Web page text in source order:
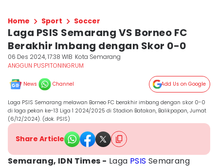
Home Sport Soccer
Laga PSIS Semarang VS Borneo FC
Berakhir Imbang dengan Skor 0-0
06 Des 2024, 17:38 WIB Kota Semarang
ANGGUN PUSPITONINGRUM
News Channel Add Us on Google
Laga PSIS Semarang melawan Borneo FC berakhir imbang dengan skor 0-0
di laga pekan ke-13 Liga 1 2024/2025 di Stadion Batakan, Balikpapan, Jumat
(6/12/2024). (dok. PSIS)
Share Article
Semarang, IDN Times - Laga PSIS Semarang